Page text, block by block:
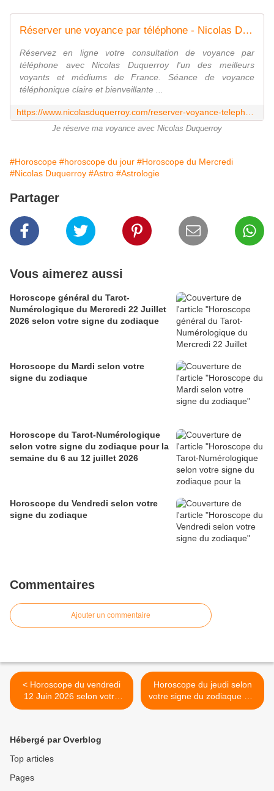
Réserver une voyance par téléphone - Nicolas Duquerroy
Réservez en ligne votre consultation de voyance par
téléphone avec Nicolas Duquerroy l'un des meilleurs
voyants et médiums de France. Séance de voyance
téléphonique claire et bienveillante ...
Je réserve ma voyance avec Nicolas Duquerroy
#Horoscope #horoscope du jour #Horoscope du Mercredi
#Nicolas Duquerroy #Astro #Astrologie
Partager
Vous aimerez aussi
Horoscope général du Tarot-
Numérologique du Mercredi 22 Juillet
2026 selon votre signe du zodiaque
Horoscope du Mardi selon votre
signe du zodiaque
Horoscope du Tarot-Numérologique
selon votre signe du zodiaque pour la
semaine du 6 au 12 juillet 2026
Horoscope du Vendredi selon votre
signe du zodiaque
Commentaires
Ajouter un commentaire
< Horoscope du vendredi
12 Juin 2026 selon votre
signe astrologique
Horoscope du jeudi selon
votre signe du zodiaque par
le médium Nicolas
Hébergé par Overblog
Top articles
Pages